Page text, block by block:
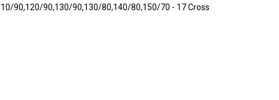
90,120/90,130/90,130/80,140/80,150/70 - 17 Cross